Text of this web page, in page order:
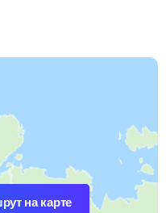
на карте